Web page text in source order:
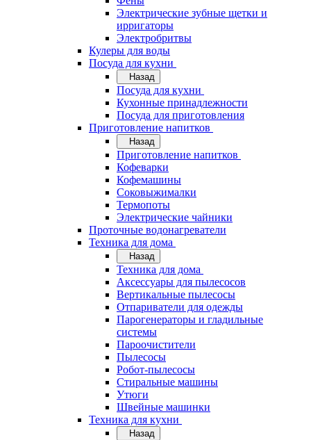
Электрические зубные щетки и
ирригаторы
Электробритвы
Кулеры для воды
Посуда для кухни
Назад
Посуда для кухни
Кухонные принадлежности
Посуда для приготовления
Приготовление напитков
Назад
Приготовление напитков
Кофеварки
Кофемашины
Соковыжималки
Термопоты
Электрические чайники
Проточные водонагреватели
Техника для дома
Назад
Техника для дома
Аксессуары для пылесосов
Вертикальные пылесосы
Отпариватели для одежды
Парогенераторы и гладильные
системы
Пароочистители
Пылесосы
Робот-пылесосы
Стиральные машины
Утюги
Швейные машинки
Техника для кухни
Назад